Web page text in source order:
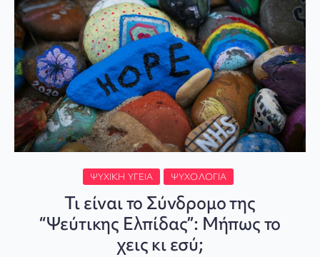
ΨΥΧΙΚΉ ΥΓΕΊΑ ΨΥΧΟΛΟΓΊΑ
Τι είναι το Σύνδρομο της
“Ψεύτικης Ελπίδας”: Μήπως το
χεις κι εσύ;